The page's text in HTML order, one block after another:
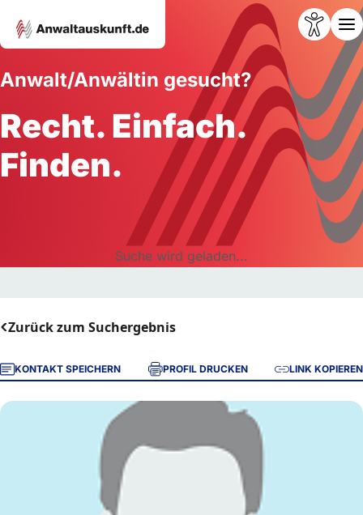
Anwalt/Anwältin gesucht?
Recht. Einfach.
Finden.
Suche wird geladen...
Zurück zum Suchergebnis
KONTAKT SPEICHERN PROFIL DRUCKEN LINK KOPIEREN